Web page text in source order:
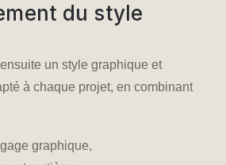
du style
un style graphique et
à chaque projet, en combinant
graphique,